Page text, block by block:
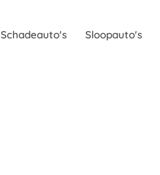
Schadeauto's Sloopauto's